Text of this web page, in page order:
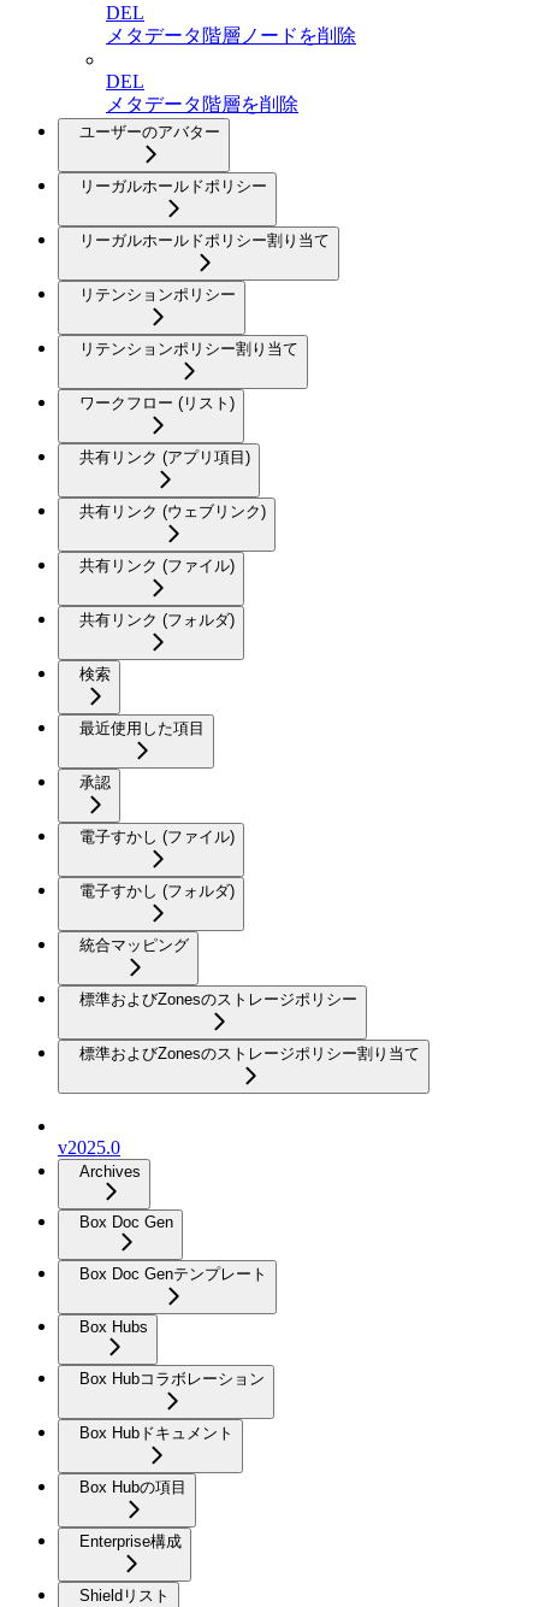
DEL
メタデータ階層ノードを削除
DEL
メタデータ階層を削除
ユーザーのアバター
リーガルホールドポリシー
リーガルホールドポリシー割り当て
リテンションポリシー
リテンションポリシー割り当て
ワークフロー (リスト)
共有リンク (アプリ項目)
共有リンク (ウェブリンク)
共有リンク (ファイル)
共有リンク (フォルダ)
検索
最近使用した項目
承認
電子すかし (ファイル)
電子すかし (フォルダ)
統合マッピング
標準およびZonesのストレージポリシー
標準およびZonesのストレージポリシー割り当て
v2025.0
Archives
Box Doc Gen
Box Doc Genテンプレート
Box Hubs
Box Hubコラボレーション
Box Hubドキュメント
Box Hubの項目
Enterprise構成
Shieldリスト